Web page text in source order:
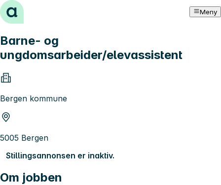
Hopp til innhold Meny
Barne- og
ungdomsarbeider/elevassistent
Bergen kommune
5005 Bergen
Stillingsannonsen er inaktiv.
Om jobben